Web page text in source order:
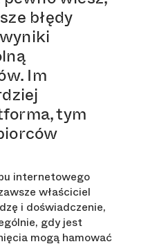
błędy
Im
tym
internetowego
właściciel
i doświadczenie,
gdy jest
mogą hamować